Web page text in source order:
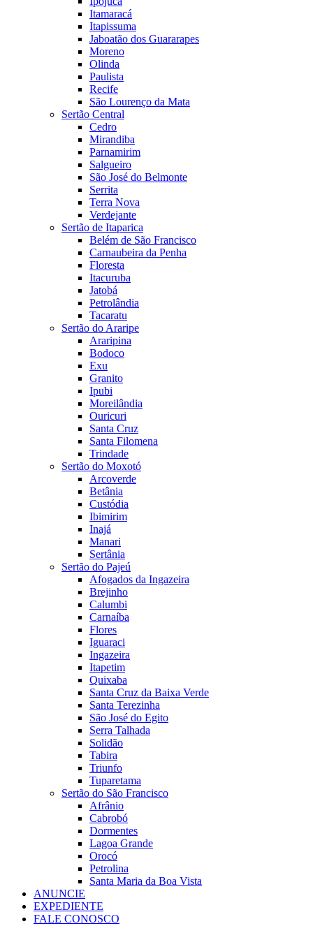
Itamaracá
Itapissuma
Jaboatão dos Guararapes
Moreno
Olinda
Paulista
Recife
São Lourenço da Mata
Sertão Central
Cedro
Mirandiba
Parnamirim
Salgueiro
São José do Belmonte
Serrita
Terra Nova
Verdejante
Sertão de Itaparica
Belém de São Francisco
Carnaubeira da Penha
Floresta
Itacuruba
Jatobá
Petrolândia
Tacaratu
Sertão do Araripe
Araripina
Bodoco
Exu
Granito
Ipubi
Moreilândia
Ouricuri
Santa Cruz
Santa Filomena
Trindade
Sertão do Moxotó
Arcoverde
Betânia
Custódia
Ibimirim
Inajá
Manari
Sertânia
Sertão do Pajeú
Afogados da Ingazeira
Brejinho
Calumbi
Carnaíba
Flores
Iguaraci
Ingazeira
Itapetim
Quixaba
Santa Cruz da Baixa Verde
Santa Terezinha
São José do Egito
Serra Talhada
Solidão
Tabira
Triunfo
Tuparetama
Sertão do São Francisco
Afrânio
Cabrobó
Dormentes
Lagoa Grande
Orocó
Petrolina
Santa Maria da Boa Vista
ANUNCIE
EXPEDIENTE
FALE CONOSCO